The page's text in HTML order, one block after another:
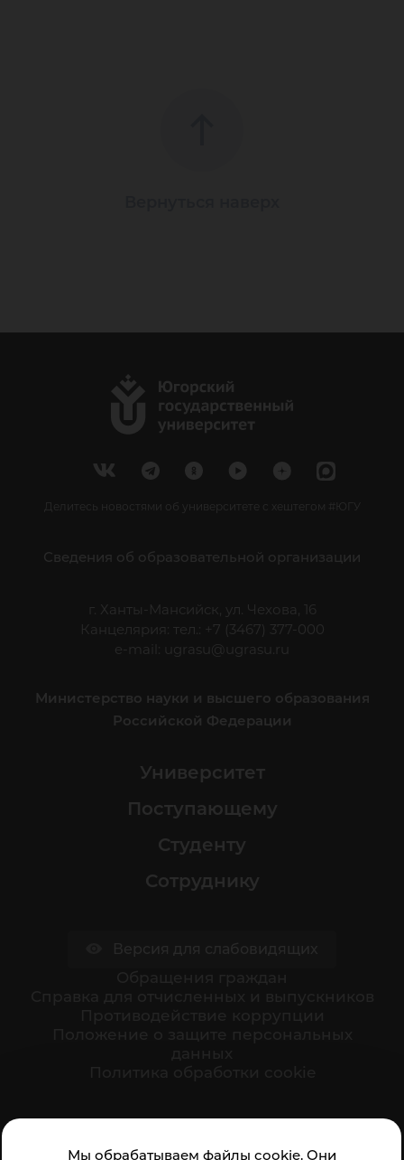
Мы обрабатываем файлы cookie. Они
Делитесь новостями об университете с хештегом #ЮГУ
Сведения об образовательной организации
г. Ханты-Мансийск, ул. Чехова, 16
Канцелярия: тел.: +7 (3467) 377-000
e-mail:
ugrasu@ugrasu.ru
Министерство науки и высшего образования
Российской Федерации
Университет
Поступающему
Студенту
Сотруднику
организации: